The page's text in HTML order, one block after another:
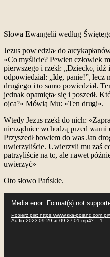
Słowa Ewangelii według
Jezus powiedział do
«Co myślicie? Pewien człowiek
pierwszego i rzekł: „Dziecko,
odpowiedział: „Idę, panie!”, lecz
drugiego i to samo powiedział.
jednak opamiętał się i poszedł.
ojca?» Mówią Mu: «Ten drugi».
Wtedy Jezus rzekł do nich:
nierządnice wchodzą przed wami
Przyszedł bowiem do was Jan
uwierzyliście. Uwierzyli mu zaś
patrzyliście na to, ale nawet
uwierzyć».
Oto słowo Pańskie.
video
Media error: Format(s) not
Pobierz plik: https://www.kkn-
Audio-2023-09-29-at-09.27.01.mp4?_=1